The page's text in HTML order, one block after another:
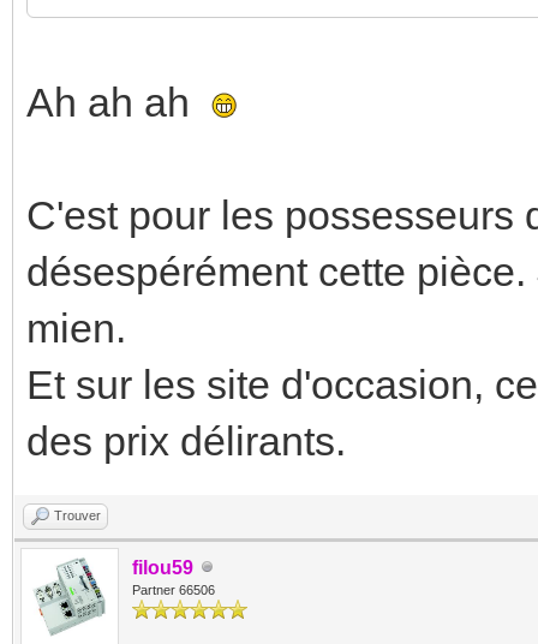
Ah ah ah
C'est pour les possesseurs
désespérément cette
mien.
Et sur les site d'occasion,
des prix délirants.
Trouver
filou59
Partner 66506